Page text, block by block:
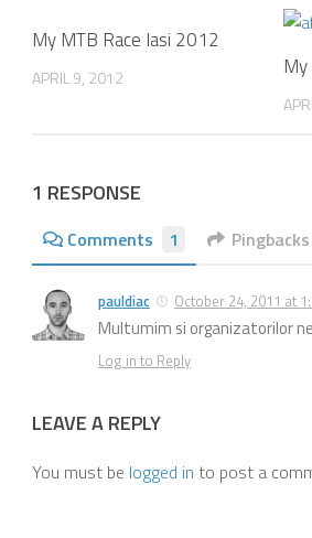
My MTB Race Iasi 2012
APRIL 9, 2012
1 RESPONSE
Comments 1 Pingbacks
pauldiac October 24, 2011 at
Multumim si organizatorilor
Log in to Reply
LEAVE A REPLY
You must be logged in to post a